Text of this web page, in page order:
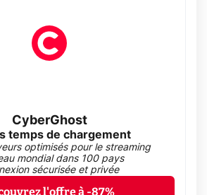
CyberGhost
temps de chargement
optimisés pour le streaming
mondial dans 100 pays
sécurisée et privée
l'offre à -87%